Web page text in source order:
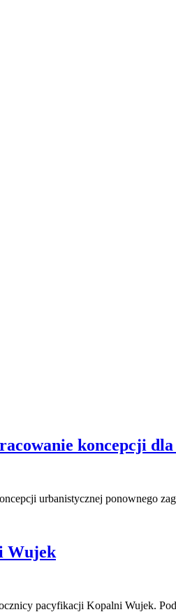
koncepcji
urbanistycznej ponownego
Wujek
pacyfikacji Kopalni Wujek.